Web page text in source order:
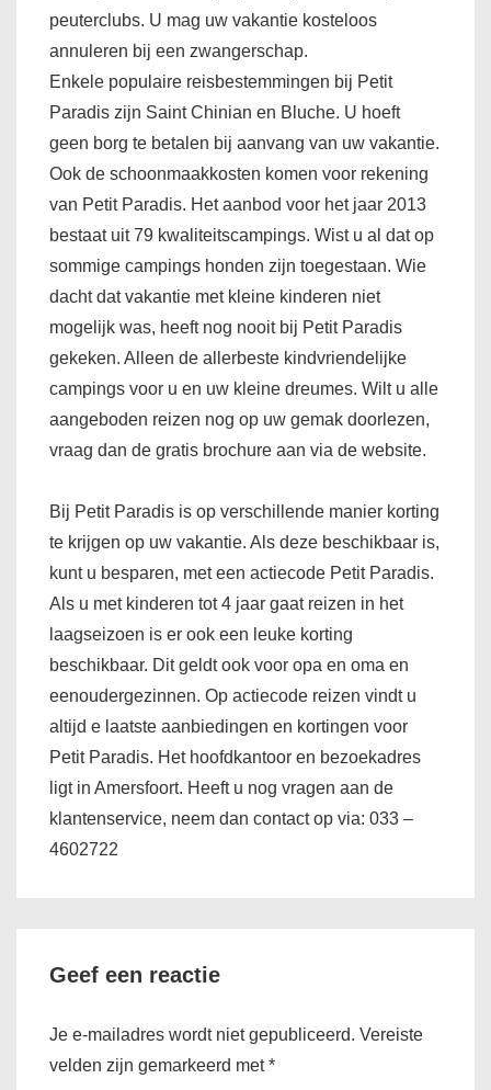
peuterclubs. U mag uw vakantie kosteloos
annuleren bij een zwangerschap.
Enkele populaire reisbestemmingen bij Petit
Paradis zijn Saint Chinian en Bluche. U hoeft
geen borg te betalen bij aanvang van uw vakantie.
Ook de schoonmaakkosten komen voor rekening
van Petit Paradis. Het aanbod voor het jaar 2013
bestaat uit 79 kwaliteitscampings. Wist u al dat op
sommige campings honden zijn toegestaan. Wie
dacht dat vakantie met kleine kinderen niet
mogelijk was, heeft nog nooit bij Petit Paradis
gekeken. Alleen de allerbeste kindvriendelijke
campings voor u en uw kleine dreumes. Wilt u alle
aangeboden reizen nog op uw gemak doorlezen,
vraag dan de gratis brochure aan via de website.
Bij Petit Paradis is op verschillende manier korting
te krijgen op uw vakantie. Als deze beschikbaar is,
kunt u besparen, met een actiecode Petit Paradis.
Als u met kinderen tot 4 jaar gaat reizen in het
laagseizoen is er ook een leuke korting
beschikbaar. Dit geldt ook voor opa en oma en
eenoudergezinnen. Op actiecode reizen vindt u
altijd e laatste aanbiedingen en kortingen voor
Petit Paradis. Het hoofdkantoor en bezoekadres
ligt in Amersfoort. Heeft u nog vragen aan de
klantenservice, neem dan contact op via: 033 –
4602722
Geef een reactie
Je e-mailadres wordt niet gepubliceerd. Vereiste
velden zijn gemarkeerd met*